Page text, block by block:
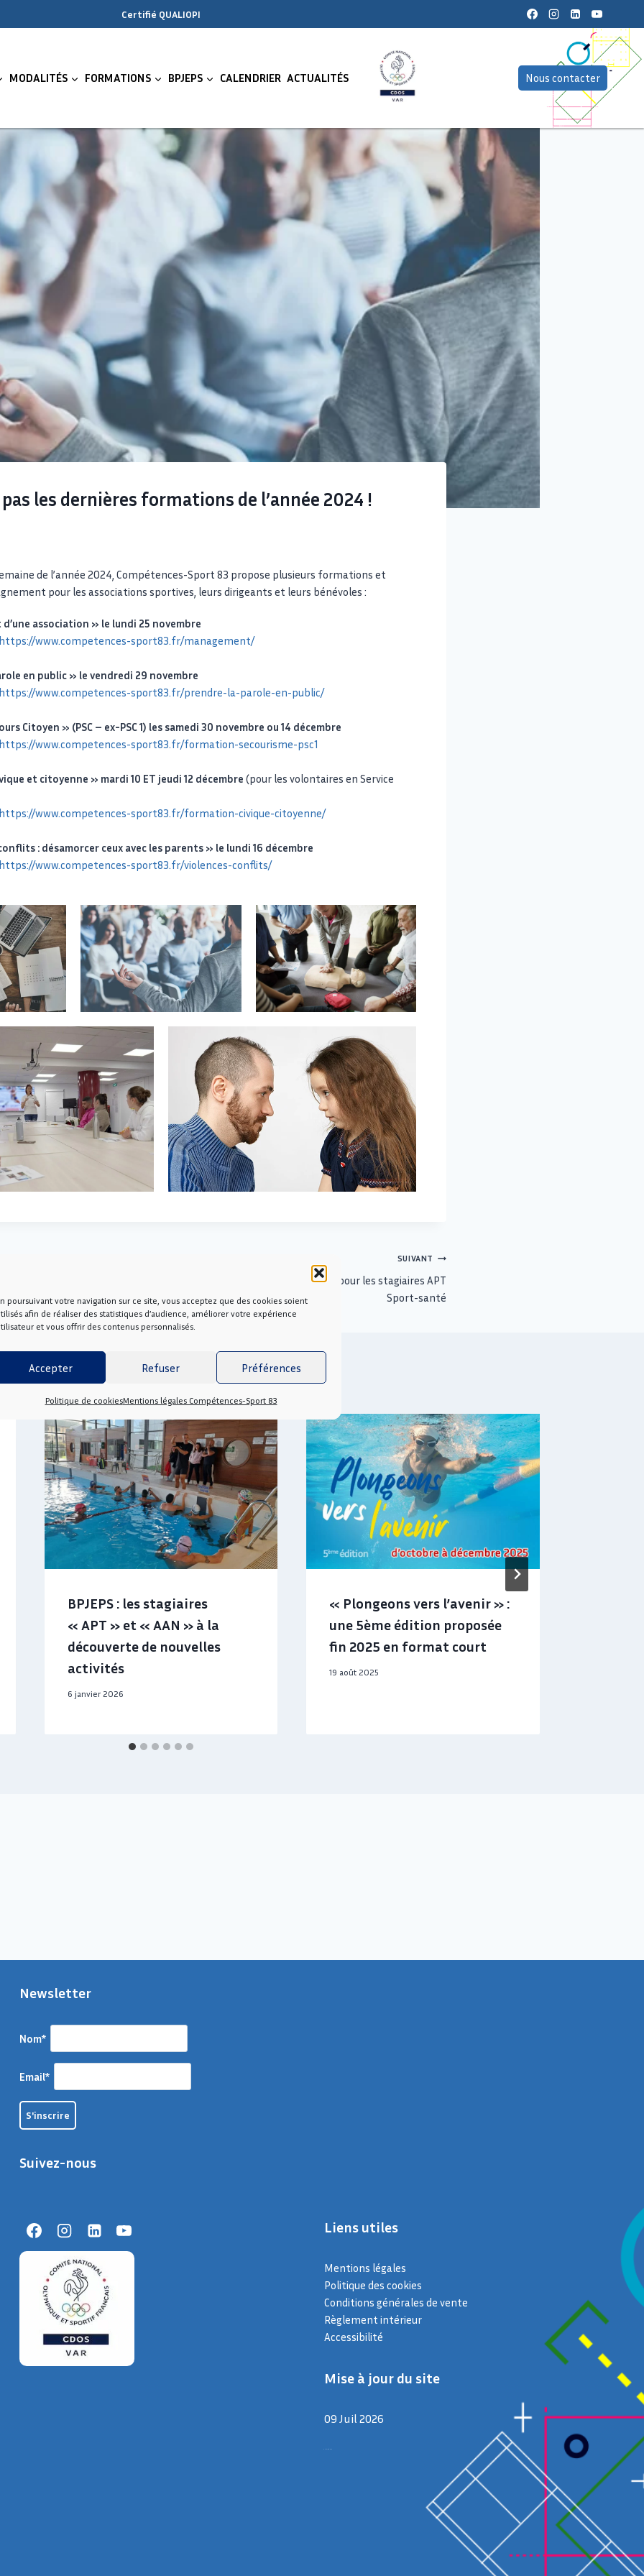
poursuivant votre navigation sur ce site, vous acceptez que des cookies soient
afin de réaliser des statistiques d’audience, améliorer votre expérience
et vous offrir des contenus personnalisés.
Accepter Refuser Préférences
Politique de cookiesMentions légales Compétences-Sport 83
Certifié QUALIOPI
MODALITÉS FORMATIONS BPJEPS CALENDRIER ACTUALITÉS Nous contacter
les dernières formations de l’année 2024 !
de l’année 2024, Compétences-Sport 83 propose plusieurs formations et
pour les associations sportives, leurs dirigeants et leurs bénévoles :
association » le lundi 25 novembre
https://www.competences-sport83.fr/management/
en public » le vendredi 29 novembre
https://www.competences-sport83.fr/prendre-la-parole-en-public/
Citoyen » (PSC – ex-PSC 1) les samedi 30 novembre ou 14 décembre
https://www.competences-sport83.fr/formation-secourisme-psc1
et citoyenne » mardi 10 ET jeudi 12 décembre (pour les volontaires en Service
https://www.competences-sport83.fr/formation-civique-citoyenne/
: désamorcer ceux avec les parents » le lundi 16 décembre
https://www.competences-sport83.fr/violences-conflits/
« Emploi et
SUIVANT
BPJEPS : deux mois intenses pour les stagiaires APT
Sport-santé
BPJEPS : les stagiaires
« APT » et « AAN » à la
découverte de nouvelles
activités
6 janvier 2026
« Plongeons vers l’avenir » :
une 5ème édition proposée
fin 2025 en format court
19 août 2025
Newsletter
Nom*
Email*
Suivez-nous
Liens utiles
Mentions légales
Politique des cookies
Conditions générales de vente
Règlement intérieur
Accessibilité
Mise à jour du site
09 Juil 2026